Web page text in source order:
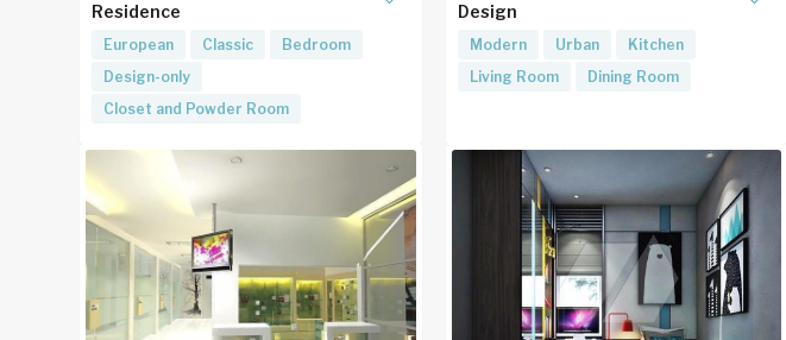
Residence
European Classic
Bedroom
Design-only
Closet and Powder Room
Design
Modern Urban
Kitchen
Living Room
Dining Room